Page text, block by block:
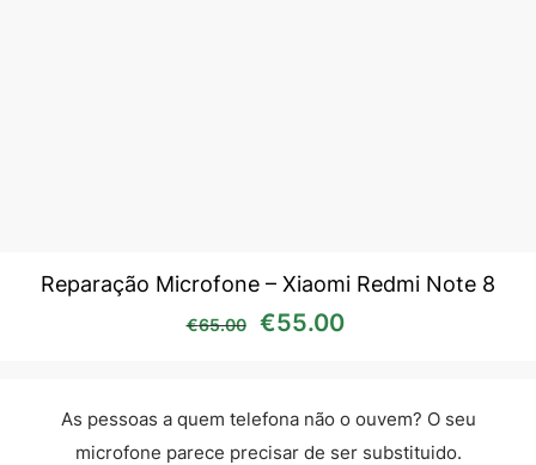
Reparação Microfone – Xiaomi Redmi Note 8
€65.00 O preço original era:
€55.00
As pessoas a quem telefona não o ouvem? O seu
microfone parece precisar de ser substituido.